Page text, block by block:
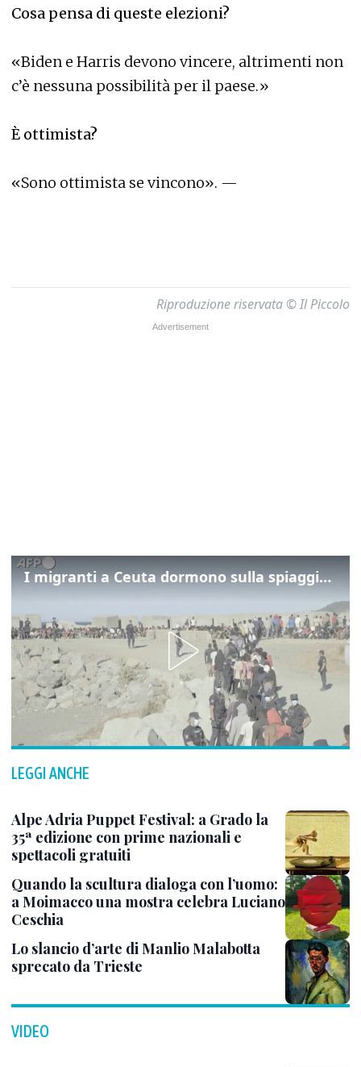
Cosa pensa di queste elezioni?
«Biden e Harris devono vincere, altrimenti non
c’è nessuna possibilità per il paese.»
È ottimista?
«Sono ottimista se vincono». —
Riproduzione riservata © Il Piccolo
I migranti a Ceuta dormono sulla spiaggia: "Vogliamo entrare in Europa"
LEGGI ANCHE
Alpe Adria Puppet Festival: a Grado la
35ª edizione con prime nazionali e
spettacoli gratuiti
Quando la scultura dialoga con l’uomo:
a Moimacco una mostra celebra Luciano
Ceschia
Lo slancio d’arte di Manlio Malabotta
sprecato da Trieste
VIDEO